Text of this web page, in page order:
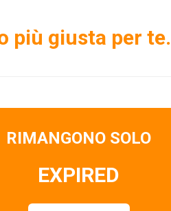
più giusta per te.
RIMANGONO SOLO
EXPIRED